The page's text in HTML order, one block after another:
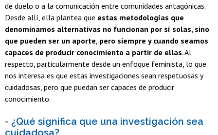
de duelo o a la comunicación entre comunidades antagónicas.
Desde allí, ella plantea que estas metodologías que
denominamos alternativas no funcionan por sí solas, sino
que pueden ser un aporte, pero siempre y cuando seamos
capaces de producir conocimiento a partir de ellas. Al
respecto, particularmente desde un enfoque feminista, lo que
nos interesa es que estas investigaciones sean respetuosas y
cuidadosas, pero que puedan ser capaces de producir
conocimiento.
- ¿Qué significa que una investigación sea
cuidadosa?